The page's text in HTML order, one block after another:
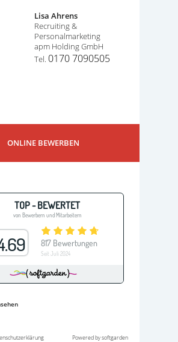
Lisa Ahrens
Recruiting &
Personalmarketing
apm Holding GmbH
Tel. 0170 7090505
ONLINE BEWERBEN
Powered by softgarden